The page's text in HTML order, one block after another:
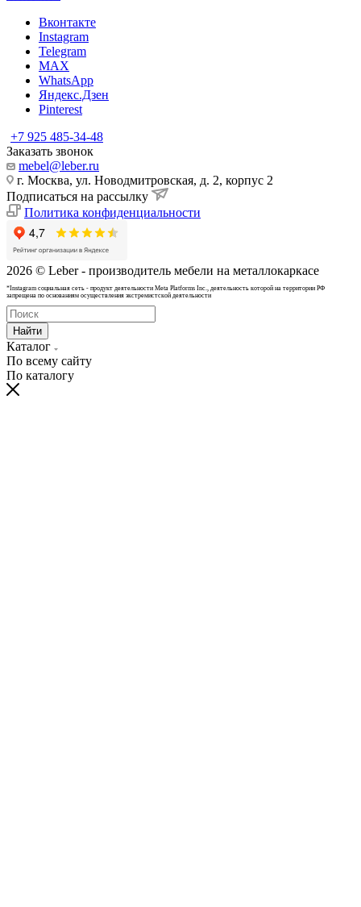
Вконтакте
Instagram
Telegram
MAX
WhatsApp
Яндекс.Дзен
Pinterest
+7 925 485-34-48
Заказать звонок
mebel@leber.ru
г. Москва, ул. Новодмитровская, д. 2, корпус 2
Подписаться на рассылку
Политика конфиденциальности
2026 © Leber - производитель мебели на металлокаркасе
*Instagram cоциальная сеть - продукт деятельности Meta Platforms Inc., деятельность которой на территории РФ
запрещена по основаниям осуществления экстремистской деятельности
Найти
Каталог
По всему сайту
По каталогу